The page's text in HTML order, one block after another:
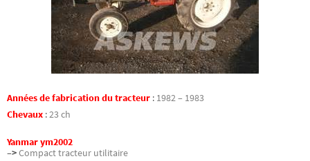
Années de fabrication du tracteur : 1982 – 1983
Chevaux :23 ch
Yanmar ym2002
–>Compact tracteur utilitaire